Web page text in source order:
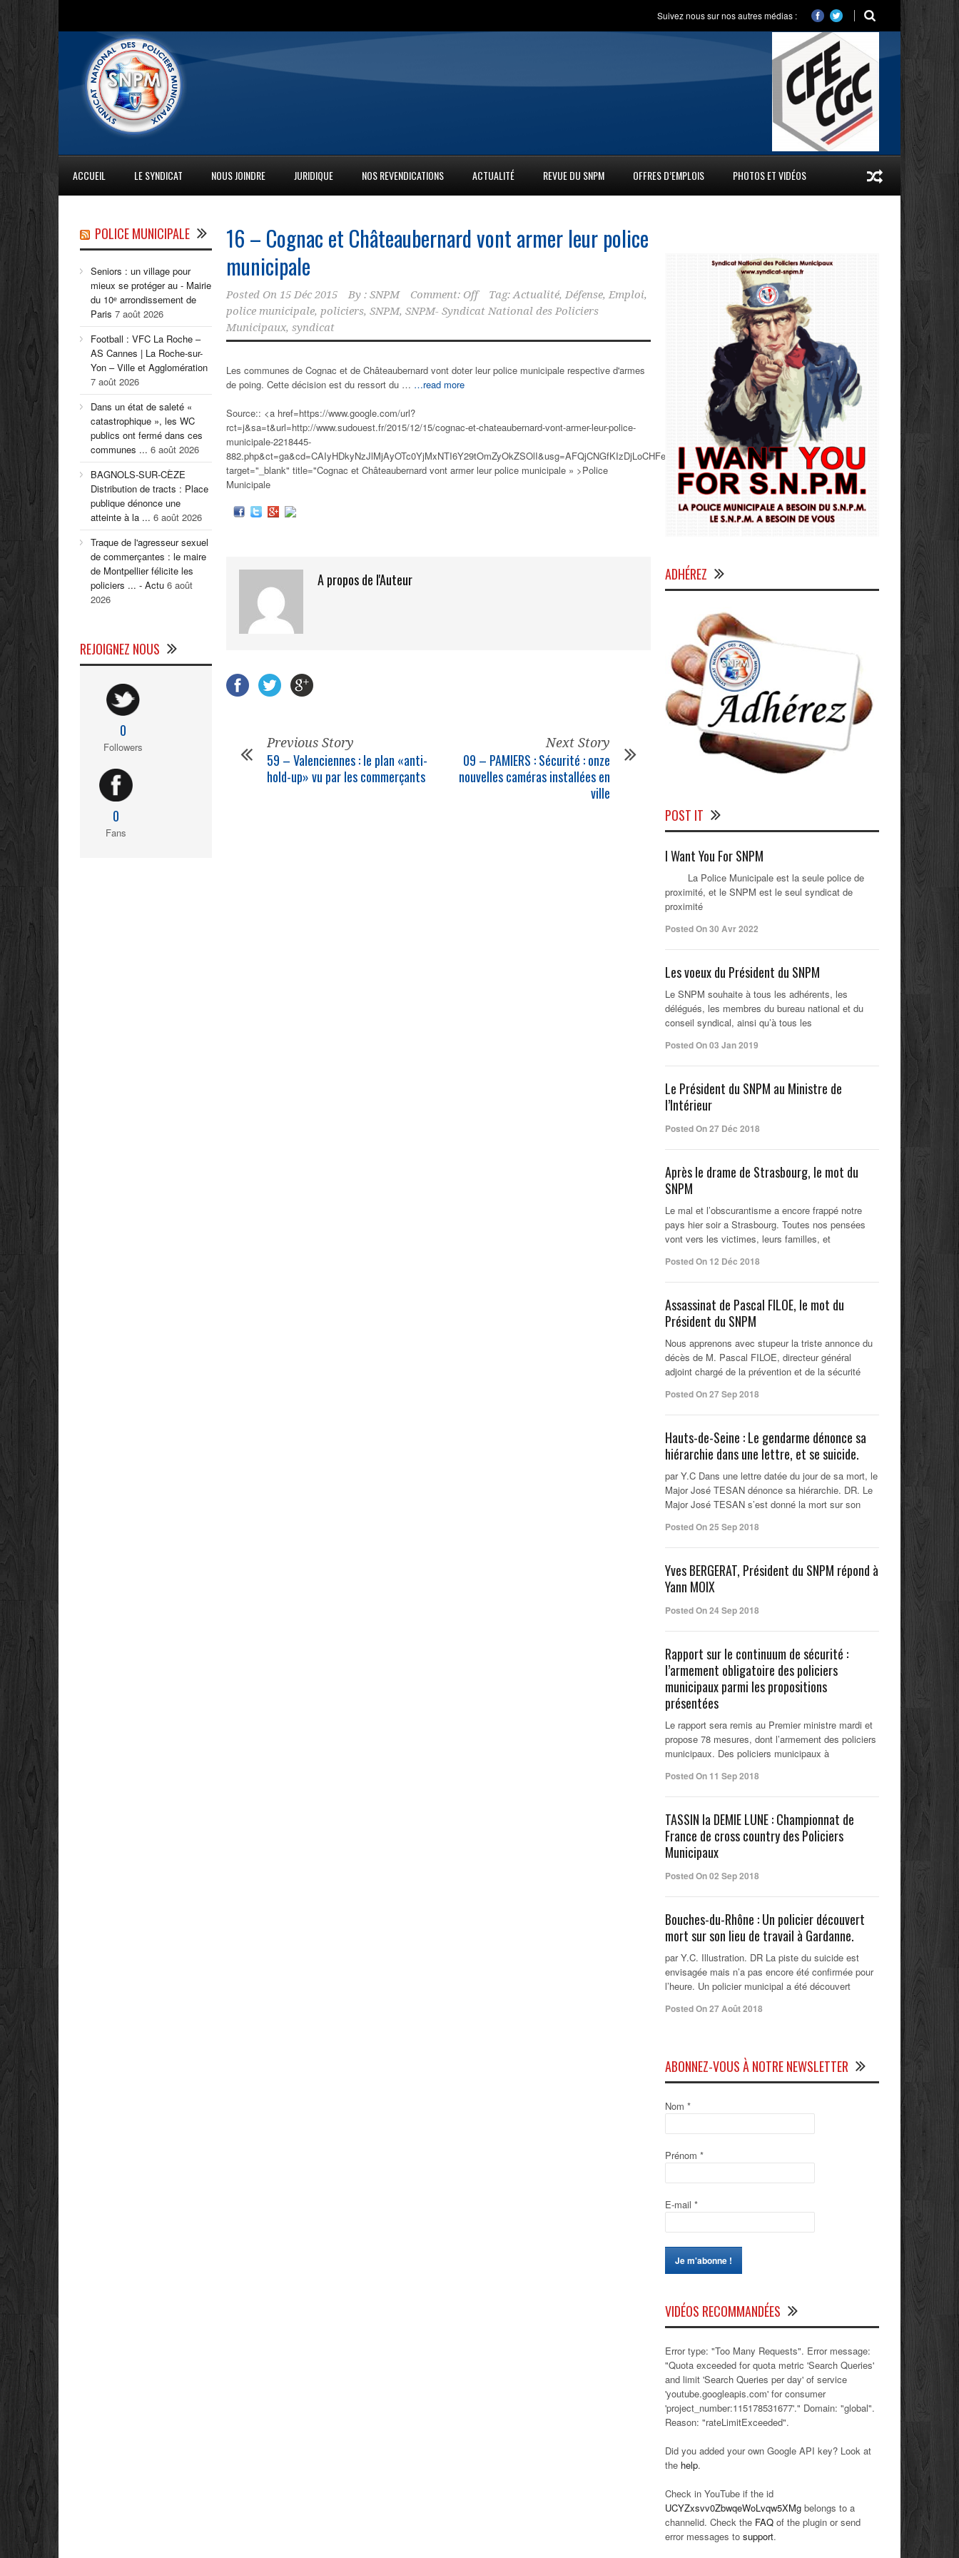
Suivez nous sur nos autres médias :
ACCUEIL LE SYNDICAT NOUS JOINDRE JURIDIQUE NOS REVENDICATIONS ACTUALITÉ REVUE DU SNPM OFFRES D’EMPLOIS PHOTOS ET VIDÉOS
16 – Cognac et Châteaubernard vont armer leur police
municipale
Posted On 15 Déc 2015 By : SNPM Comment: Off Tag: Actualité, Défense, Emploi,
police municipale, policiers, SNPM, SNPM- Syndicat National des Policiers
Municipaux, syndicat
Les communes de Cognac et de Châteaubernard vont doter leur police municipale respective d'armes
de poing. Cette décision est du ressort du … …read more
Source:: <a href=https://www.google.com/url?
rct=j&sa=t&url=http://www.sudouest.fr/2015/12/15/cognac-et-chateaubernard-vont-armer-leur-police-
municipale-2218445-
882.php&ct=ga&cd=CAIyHDkyNzJlMjAyOTc0YjMxNTI6Y29tOmZyOkZSOlI&usg=AFQjCNGfKIzDjLoCHFejwEeo0WQjsZMzpQ
target="_blank" title="Cognac et Châteaubernard vont armer leurpolice municipale » >Police
Municipale
A propos de l'Auteur
Previous Story
59 – Valenciennes : le plan «anti-
hold-up» vu par les commerçants
Next Story
09 – PAMIERS : Sécurité : onze
nouvelles caméras installées en
ville
POLICE MUNICIPALE
Seniors : un village pour
mieux se protéger au - Mairie
du 10ᵉ arrondissement de
Paris 7 août 2026
Football : VFC La Roche –
AS Cannes | La Roche-sur-
Yon – Ville et Agglomération
7 août 2026
Dans un état de saleté «
catastrophique », les WC
publics ont fermé dans ces
communes ... 6 août 2026
BAGNOLS-SUR-CÈZE
Distribution de tracts : Place
publique dénonce une
atteinte à la ... 6 août 2026
Traque de l'agresseur sexuel
de commerçantes : le maire
de Montpellier félicite les
policiers ... - Actu 6 août
2026
REJOIGNEZ NOUS
0
Followers
0
Fans
ADHÉREZ
POST IT
I Want You For SNPM
La Police Municipale est la seule police de
proximité, et le SNPM est le seul syndicat de
proximité
Posted On 30 Avr 2022
Les voeux du Président du SNPM
Le SNPM souhaite à tous les adhérents, les
délégués, les membres du bureau national et du
conseil syndical, ainsi qu’à tous les
Posted On 03 Jan 2019
Le Président du SNPM au Ministre de
l’Intérieur
Posted On 27 Déc 2018
Après le drame de Strasbourg, le mot du
SNPM
Le mal et l’obscurantisme a encore frappé notre
pays hier soir a Strasbourg. Toutes nos pensées
vont vers les victimes, leurs familles, et
Posted On 12 Déc 2018
Assassinat de Pascal FILOE, le mot du
Président du SNPM
Nous apprenons avec stupeur la triste annonce du
décès de M. Pascal FILOE, directeur général
adjoint chargé de la prévention et de la sécurité
Posted On 27 Sep 2018
Hauts-de-Seine : Le gendarme dénonce sa
hiérarchie dans une lettre, et se suicide.
par Y.C Dans une lettre datée du jour de sa mort, le
Major José TESAN dénonce sa hiérarchie. DR. Le
Major José TESAN s’est donné la mort sur son
Posted On 25 Sep 2018
Yves BERGERAT, Président du SNPM répond à
Yann MOIX
Posted On 24 Sep 2018
Rapport sur le continuum de sécurité :
l’armement obligatoire des policiers
municipaux parmi les propositions
présentées
Le rapport sera remis au Premier ministre mardi et
propose 78 mesures, dont l’armement des policiers
municipaux. Des policiers municipaux à
Posted On 11 Sep 2018
TASSIN la DEMIE LUNE : Championnat de
France de cross country des Policiers
Municipaux
Posted On 02 Sep 2018
Bouches-du-Rhône : Un policier découvert
mort sur son lieu de travail à Gardanne.
par Y.C. Illustration. DR La piste du suicide est
envisagée mais n’a pas encore été confirmée pour
l’heure. Un policier municipal a été découvert
Posted On 27 Août 2018
ABONNEZ-VOUS À NOTRE NEWSLETTER
Nom *
Prénom *
E-mail *
VIDÉOS RECOMMANDÉES
Error type: "Too Many Requests". Error message:
"Quota exceeded for quota metric 'Search Queries'
and limit 'Search Queries per day' of service
'youtube.googleapis.com' for consumer
'project_number:115178531677'." Domain: "global".
Reason: "rateLimitExceeded".
Did you added your own Google API key? Look at
the help.
Check in YouTube if the id
UCYZxsvv0ZbwqeWoLvqw5XMg belongs to a
channelid. Check the FAQ of the plugin or send
error messages to support.